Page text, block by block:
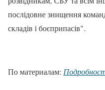
послідовне знищення
складів і боєприпасів".
По материалам: